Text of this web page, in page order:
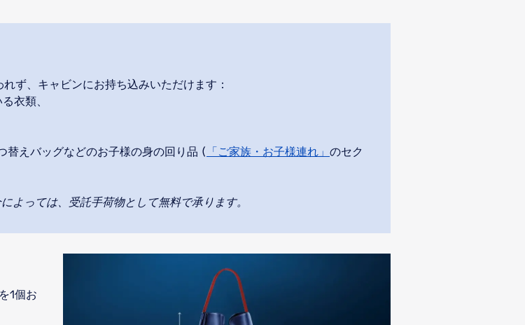
ず、キャビンにお持ち込みいただけます：
衣類、
えバッグなどのお子様の身の回り品 ( 「ご家族・お子様連れ」 のセク
よっては、受託手荷物として無料で承ります。
1個お